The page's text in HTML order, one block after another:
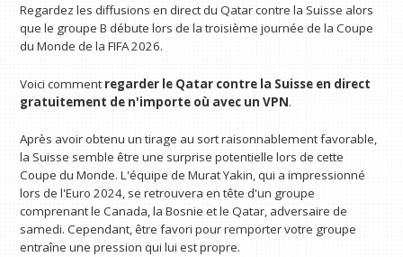
Regardez les diffusions en direct du Qatar contre la Suisse alors
que le groupe B débute lors de la troisième journée de la Coupe
du Monde de la FIFA 2026.
Voici comment regarder le Qatar contre la Suisse en direct
gratuitement de n'importe où avec un VPN.
Après avoir obtenu un tirage au sort raisonnablement favorable,
la Suisse semble être une surprise potentielle lors de cette
Coupe du Monde. L'équipe de Murat Yakin, qui a impressionné
lors de l'Euro 2024, se retrouvera en tête d'un groupe
comprenant le Canada, la Bosnie et le Qatar, adversaire de
samedi. Cependant, être favori pour remporter votre groupe
entraîne une pression qui lui est propre.